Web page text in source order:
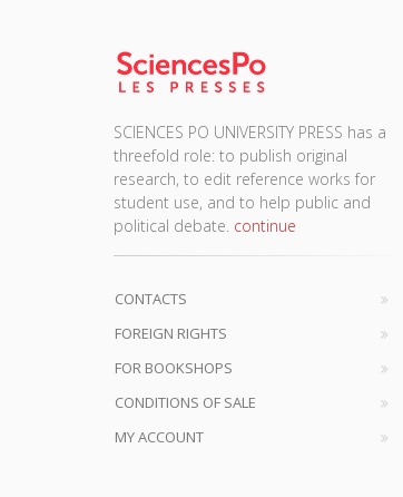
SCIENCES PO UNIVERSITY PRESS has a
threefold role: to publish original
research, to edit reference works for
student use, and to help public and
political debate. continue
CONTACTS
FOREIGN RIGHTS
FOR BOOKSHOPS
CONDITIONS OF SALE
MY ACCOUNT